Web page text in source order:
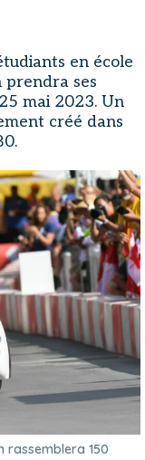
en école
prendra ses
mai 2023. Un
créé dans
rassemblera 150